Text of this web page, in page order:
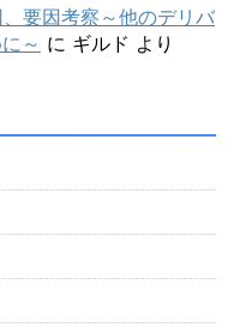
要因考察～他のデリバ
～ に ギルド より